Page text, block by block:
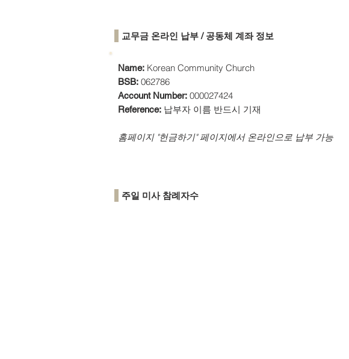
​교무금 온라인 납부 / 공동체 계좌 정보
Name: Korean Community Church
BSB: 062786
Account Number: 000027424
Reference: 납부자 이름 반드시 기재
​홈페이지 "헌금하기" 페이지에서 온라인으로 납부 가능
주일 미사 참례자수